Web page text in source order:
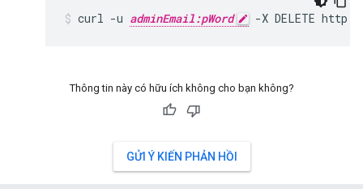
curl -u adminEmail:pWord -X DELETE
Thông tin này có hữu ích không cho bạn không?
GỬI Ý KIẾN PHẢN HỒI